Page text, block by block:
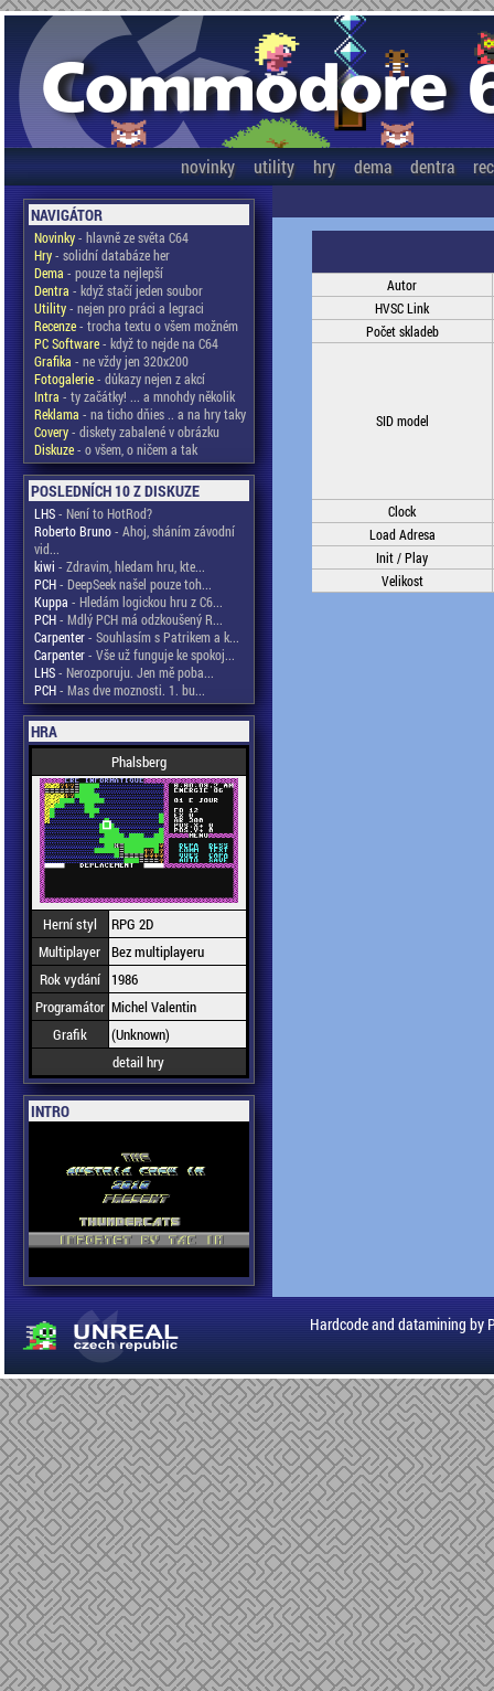
novinky utility hry dema dentra
NAVIGÁTOR
Novinky- hlavně ze světa C64
Hry- solidní databáze her
Dema - pouze ta nejlepší
Dentra - když stačí jeden soubor
Utility- nejen pro práci a legraci
Recenze- trocha textu o všem možném
PC Software- když to nejde na C64
Grafika - ne vždy jen 320x200
Fotogalerie- důkazy nejen z akcí
Intra - ty začátky! ... a mnohdy několik
Reklama - na ticho dňies .. a na hry taky
Covery- diskety zabalené v obrázku
Diskuze- o všem, o ničem a tak
POSLEDNÍCH 10 Z DISKUZE
LHS- Není to HotRod?
Roberto Bruno- Ahoj, sháním závodní
vid...
kiwi - Zdravim, hledam hru, kte...
PCH- DeepSeek našel pouze toh...
Kuppa - Hledám logickou hru z C6...
PCH- Mdlý PCH má odzkoušený R...
Carpenter- Souhlasím s Patrikem a k...
Carpenter- Vše už funguje ke spokoj...
LHS- Nerozporuju. Jen mě poba...
PCH- Mas dve moznosti. 1. bu...
HRA
Phalsberg
Herní styl
RPG 2D
Multiplayer Bez multiplayeru
Rok vydání
1986
Programátor Michel Valentin
Grafik
(Unknown)
detail hry
INTRO
Autor
HVSC Link
Počet skladeb
SID model
Clock
Load Adresa
Init / Play
Velikost
Hardcode and datamining by